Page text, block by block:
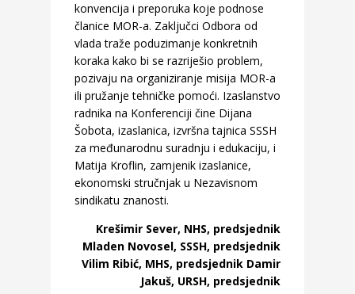
konvencija i preporuka koje podnose
članice MOR-a. Zaključci Odbora od
vlada traže poduzimanje konkretnih
koraka kako bi se razriješio problem,
pozivaju na organiziranje misija MOR-a
ili pružanje tehničke pomoći. Izaslanstvo
radnika na Konferenciji čine Dijana
Šobota, izaslanica, izvršna tajnica SSSH
za međunarodnu suradnju i edukaciju, i
Matija Kroflin, zamjenik izaslanice,
ekonomski stručnjak u Nezavisnom
sindikatu znanosti.
Krešimir Sever, NHS, predsjednik
Mladen Novosel, SSSH, predsjednik
Vilim Ribić, MHS, predsjednik Damir
Jakuš, URSH, predsjednik